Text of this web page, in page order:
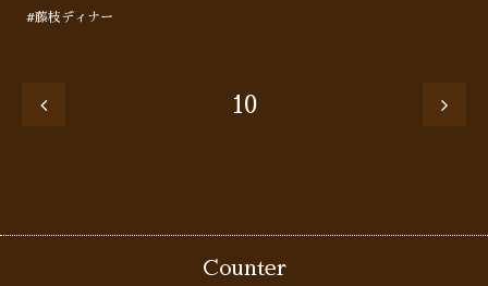
#藤枝ディナー
10
Counter